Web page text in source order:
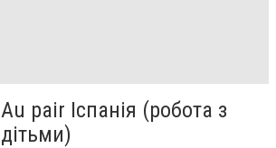
Au pair Іспанія (робота з
дітьми)